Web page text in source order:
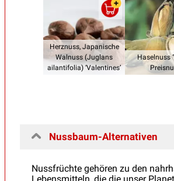
Herznuss, Japanische
Walnuss (Juglans
ailantifolia) ‘Valentines’
Haselnuss
Nussbaum-Alternativen
Nussfrüchte gehören zu den